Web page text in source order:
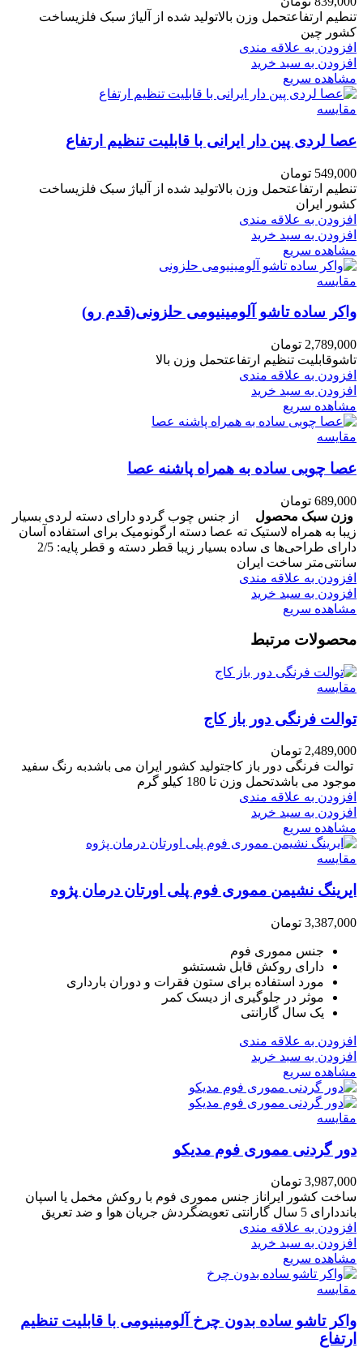
تنطیم ارتفاعتحمل وزن بالاتولید شده از آلیاژ سبک فلزیساخت
کشور چین
افزودن به علاقه مندی
افزودن به سبد خرید
مشاهده سریع
مقایسه
عصا لردی پین دار ایرانی با قابلیت تنظیم ارتفاع
549,000 تومان
تنطیم ارتفاعتحمل وزن بالاتولید شده از آلیاژ سبک فلزیساخت
کشور ایران
افزودن به علاقه مندی
افزودن به سبد خرید
مشاهده سریع
مقایسه
واکر ساده تاشو آلومینیومی حلزونی(قدم رو)
2,789,000 تومان
تاشوقابلیت تنظیم ارتفاعتحمل وزن بالا
افزودن به علاقه مندی
افزودن به سبد خرید
مشاهده سریع
مقایسه
عصا چوبی ساده به همراه پاشنه عصا
689,000 تومان
وزن سبک محصول
از جنس چوب گردو دارای دسته لردی بسیار
زیبا به همراه لاستیک ته عصا دسته ارگونومیک برای استفاده آسان
دارای طراحی‌ها ی ساده بسیار زیبا قطر دسته و قطر پایه: 2/5
سانتی‌متر ساخت ایران
افزودن به علاقه مندی
افزودن به سبد خرید
مشاهده سریع
محصولات مرتبط
مقایسه
توالت فرنگی دور باز کاج
2,489,000 تومان
توالت فرنگی دور باز کاجتولید کشور ایران می باشدبه رنگ سفید
موجود می باشدتحمل وزن تا 180 کیلو گرم
افزودن به علاقه مندی
افزودن به سبد خرید
مشاهده سریع
مقایسه
ایرینگ نشیمن مموری فوم پلی اورتان درمان پژوه
3,387,000 تومان
جنس مموری فوم
دارای روکش قابل شستشو
مورد استفاده برای ستون فقرات و دوران بارداری
موثر در جلوگیری از دیسک کمر
یک سال گارانتی
افزودن به علاقه مندی
افزودن به سبد خرید
مشاهده سریع
مقایسه
دور گردنی مموری فوم مدیکو
3,987,000 تومان
ساخت کشور ایراناز جنس مموری فوم با روکش مخمل یا اسپان
بانددارای 5 سال گارانتی تعویضگردش جریان هوا و ضد تعریق
افزودن به علاقه مندی
افزودن به سبد خرید
مشاهده سریع
مقایسه
واکر تاشو ساده بدون چرخ آلومینیومی با قابلیت تنظیم
ارتفاع